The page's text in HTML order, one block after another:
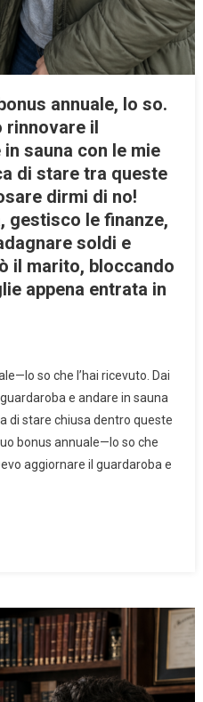
annuale, lo so.
rinnovare il
sauna con le mie
di stare tra queste
dirmi di no!
gestisco le finanze,
soldi e
il marito, bloccando
appena entrata in
so che l’hai ricevuto. Dai
e andare in sauna
di stare chiusa dentro queste
bonus annuale—lo so che
aggiornare il guardaroba e